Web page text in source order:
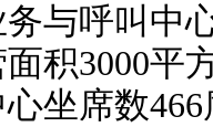
与呼叫中
积3000平
坐席数